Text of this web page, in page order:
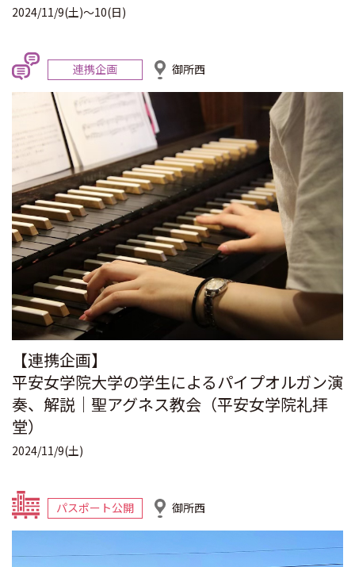
2024/11/9(土)～10(日)
連携企画 御所西
【連携企画】
平安女学院大学の学生によるパイプオルガン演
奏、解説｜聖アグネス教会（平安女学院礼拝
堂）
2024/11/9(土)
パスポート公開 御所西